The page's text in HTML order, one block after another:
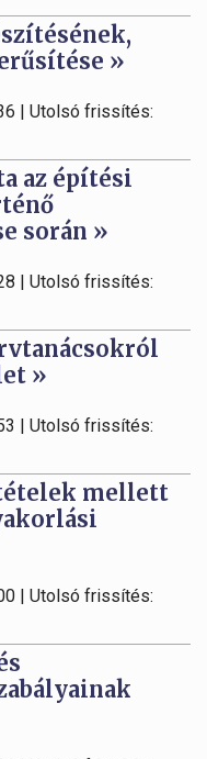
»
| Utolsó frissítés:
az építési
során »
| Utolsó frissítés:
»
| Utolsó frissítés:
mellett
| Utolsó frissítés: